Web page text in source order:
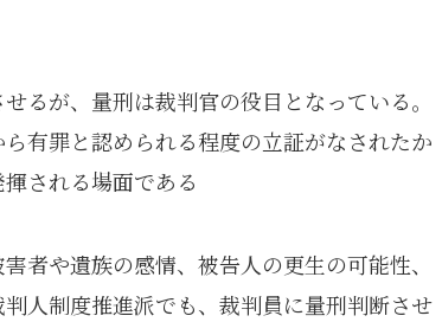
るが、量刑は裁判官の役目となっている。
有罪と認められる程度の立証がなされたか
される場面である
者や遺族の感情、被告人の更生の可能性、
人制度推進派でも、裁判員に量刑判断させ